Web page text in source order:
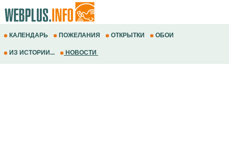
КАЛЕНДАРЬ ПОЖЕЛАНИЯ ОТКРЫТКИ ОБОИ
ИЗ ИСТОРИИ... НОВОСТИ